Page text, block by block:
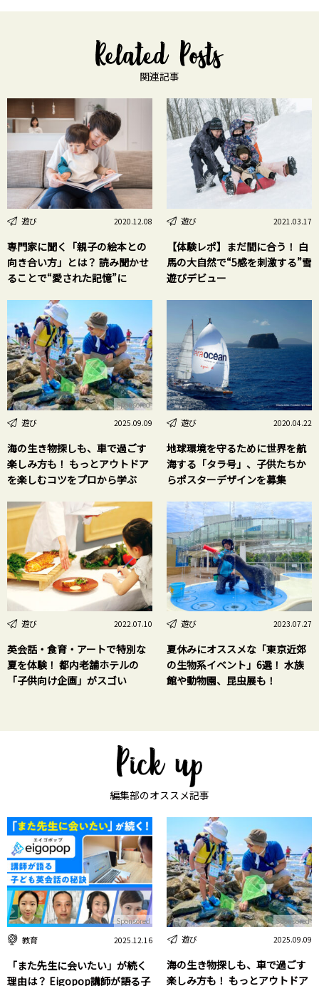
関連記事
遊び 2020.12.08
専門家に聞く「親子の絵本との
向き合い方」とは？ 読み聞かせ
ることで“愛された記憶”に
遊び 2021.03.17
【体験レポ】まだ間に合う！ 白
馬の大自然で“5感を刺激する”雪
遊びデビュー
遊び 2025.09.09
海の生き物探しも、車で過ごす
楽しみ方も！ もっとアウトドア
を楽しむコツをプロから学ぶ
Sponsored
遊び 2020.04.22
地球環境を守るために世界を航
海する「タラ号」、子供たちか
らポスターデザインを募集
遊び 2022.07.10
英会話・食育・アートで特別な
夏を体験！ 都内老舗ホテルの
「子供向け企画」がスゴい
遊び 2023.07.27
夏休みにオススメな「東京近郊
の生物系イベント」6選！ 水族
館や動物園、昆虫展も！
編集部のオススメ記事
教育 2025.12.16
「また先生に会いたい」が続く
理由は？ Eigopop講師が語る子
Sponsored
遊び 2025.09.09
海の生き物探しも、車で過ごす
楽しみ方も！ もっとアウトドア
Sponsored